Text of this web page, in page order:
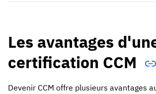
Les avantages
certification CCM
Devenir CCM offre plusieurs avantages